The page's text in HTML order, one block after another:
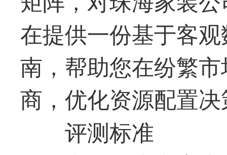
在提供一份基于客
南，帮助您在纷繁
商，优化资源配置
评测标准